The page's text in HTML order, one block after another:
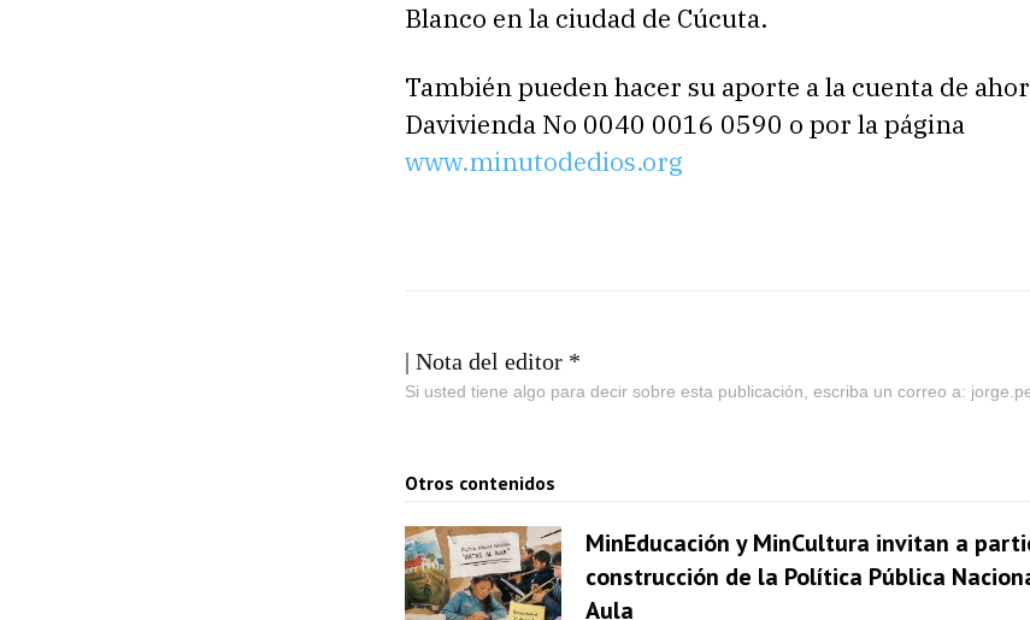
Blanco en la ciudad de Cúcuta.
También pueden hacer su aporte a la cuenta de
Davivienda No 0040 0016 0590 o por la página
www.minutodedios.org
| Nota del editor *
Si usted tiene algo para decir sobre esta publicación, escriba un correo a:
Otros contenidos
MinEducación y MinCultura invitan a
construcción de la Política Pública
Aula